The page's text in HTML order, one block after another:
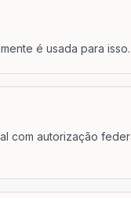
é usada para isso.
com autorização